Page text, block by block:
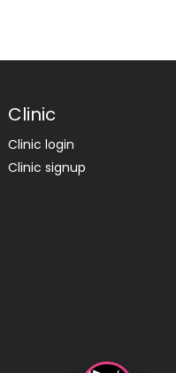
Clinic
Clinic login
Clinic signup